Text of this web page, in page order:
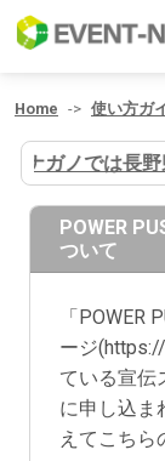
Home 使い方ガ
ナガノでは長野
POWER
ついて
「POWER
ージ
ている宣伝
に申し込ま
えてこちら